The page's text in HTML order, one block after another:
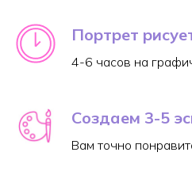
Портрет
4-6 часов на
Создаем 3-5
Вам точно